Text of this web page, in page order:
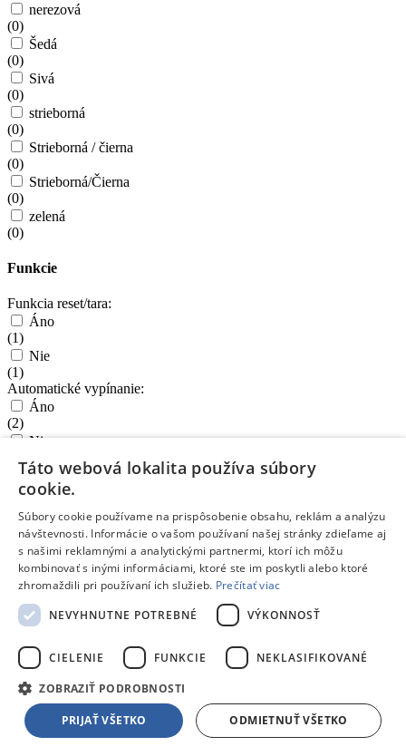
nerezová
(0)
Šedá
(0)
Sivá
(0)
strieborná
(0)
Strieborná / čierna
(0)
Strieborná/Čierna
(0)
zelená
(0)
Funkcie
Funkcia reset/tara:
Áno
(1)
Nie
(1)
Automatické vypínanie:
Áno
(2)
Nie
Príslušenstvo
Miska:
Áno
)
Nie
Zobraziť2produktov Zrušiť výber Zavrieť filter
Odporúčané Podľa názvu A-Z
Podľa názvu Z-A
Od najlacnejšieho
Od najdrahšieho
153316
Táto webová lokalita používa súbory
cookie.
Súbory cookie používame na prispôsobenie obsahu, reklám a analýzu
návštevnosti. Informácie o vašom používaní našej stránky zdieľame aj
s našimi reklamnými a analytickými partnermi, ktorí ich môžu
kombinovať s inými informáciami, ktoré ste im poskytli alebo ktoré
zhromaždili pri používaní ich služieb. Prečítať viac
NEVYHNUTNE POTREBNÉ
VÝKONNOSŤ
CIELENIE FUNKCIE NEKLASIFIKOVANÉ
ZOBRAZIŤ PODROBNOSTI
PRIJAŤ VŠETKO ODMIETNUŤ VŠETKO